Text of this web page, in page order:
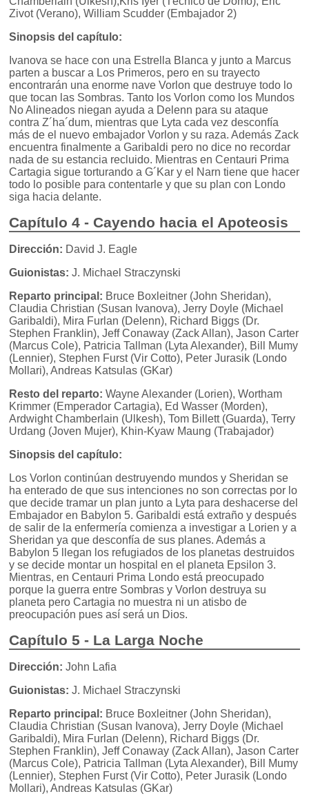
Zivot (Verano), William Scudder (Embajador 2)
Sinopsis del capítulo:
Ivanova se hace con una Estrella Blanca y junto a Marcus
parten a buscar a Los Primeros, pero en su trayecto
encontrarán una enorme nave Vorlon que destruye todo lo
que tocan las Sombras. Tanto los Vorlon como los Mundos
No Alineados niegan ayuda a Delenn para su ataque
contra Z´ha´dum, mientras que Lyta cada vez desconfía
más de el nuevo embajador Vorlon y su raza. Además Zack
encuentra finalmente a Garibaldi pero no dice no recordar
nada de su estancia recluido. Mientras en Centauri Prima
Cartagia sigue torturando a G´Kar y el Narn tiene que hacer
todo lo posible para contentarle y que su plan con Londo
siga hacia delante.
Capítulo 4 - Cayendo hacia el Apoteosis
Dirección: David J. Eagle
Guionistas: J. Michael Straczynski
Reparto principal: Bruce Boxleitner (John Sheridan),
Claudia Christian (Susan Ivanova), Jerry Doyle (Michael
Garibaldi), Mira Furlan (Delenn), Richard Biggs (Dr.
Stephen Franklin), Jeff Conaway (Zack Allan), Jason Carter
(Marcus Cole), Patricia Tallman (Lyta Alexander), Bill Mumy
(Lennier), Stephen Furst (Vir Cotto), Peter Jurasik (Londo
Mollari), Andreas Katsulas (GKar)
Resto del reparto: Wayne Alexander (Lorien), Wortham
Krimmer (Emperador Cartagia), Ed Wasser (Morden),
Ardwight Chamberlain (Ulkesh), Tom Billett (Guarda), Terry
Urdang (Joven Mujer), Khin-Kyaw Maung (Trabajador)
Sinopsis del capítulo:
Los Vorlon continúan destruyendo mundos y Sheridan se
ha enterado de que sus intenciones no son correctas por lo
que decide tramar un plan junto a Lyta para deshacerse del
Embajador en Babylon 5. Garibaldi está extraño y después
de salir de la enfermería comienza a investigar a Lorien y a
Sheridan ya que desconfía de sus planes. Además a
Babylon 5 llegan los refugiados de los planetas destruidos
y se decide montar un hospital en el planeta Epsilon 3.
Mientras, en Centauri Prima Londo está preocupado
porque la guerra entre Sombras y Vorlon destruya su
planeta pero Cartagia no muestra ni un atisbo de
preocupación pues así será un Dios.
Capítulo 5 - La Larga Noche
Dirección: John Lafia
Guionistas: J. Michael Straczynski
Reparto principal: Bruce Boxleitner (John Sheridan),
Claudia Christian (Susan Ivanova), Jerry Doyle (Michael
Garibaldi), Mira Furlan (Delenn), Richard Biggs (Dr.
Stephen Franklin), Jeff Conaway (Zack Allan), Jason Carter
(Marcus Cole), Patricia Tallman (Lyta Alexander), Bill Mumy
(Lennier), Stephen Furst (Vir Cotto), Peter Jurasik (Londo
Mollari), Andreas Katsulas (GKar)